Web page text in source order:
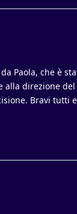
Paola, che è
alla direzione del
Bravi tutti